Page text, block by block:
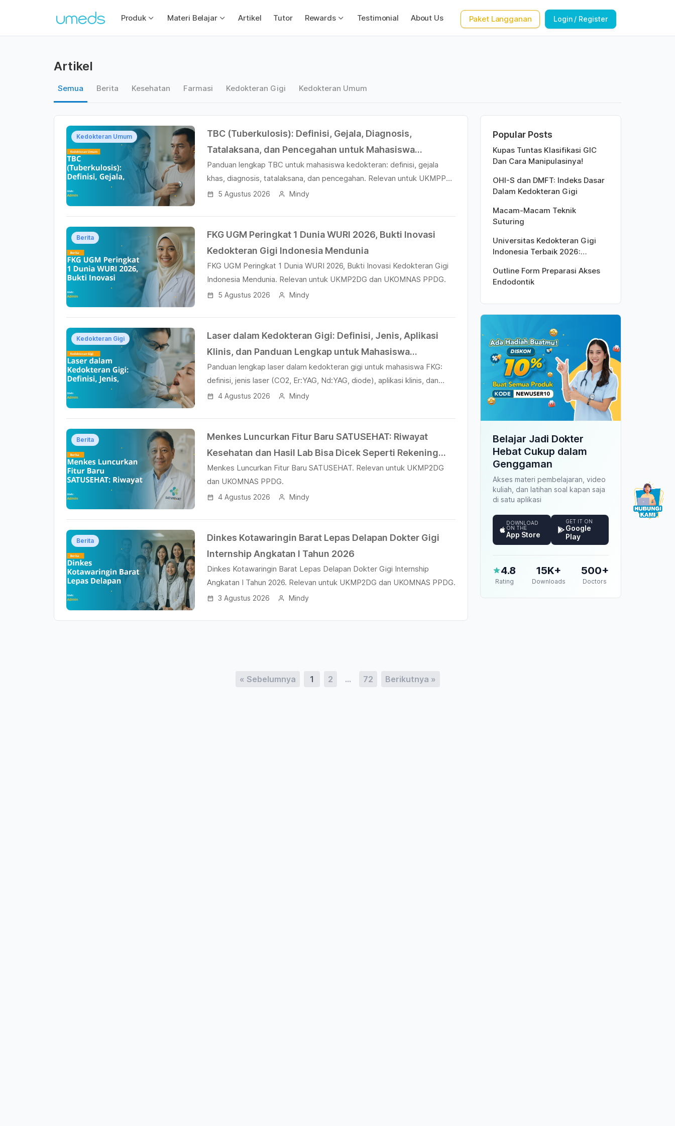
Produk Materi Belajar Artikel Tutor Rewards Testimonial About Us Paket Langganan Login / Register
Artikel
Semua Berita Kesehatan Farmasi Kedokteran Gigi Kedokteran Umum
Kedokteran Umum
TBC (Tuberkulosis): Definisi, Gejala, Diagnosis,
Tatalaksana, dan Pencegahan untuk Mahasiswa
Kedokteran
Panduan lengkap TBC untuk mahasiswa kedokteran: definisi, gejala
khas, diagnosis, tatalaksana, dan pencegahan. Relevan untuk UKMPPD
dan mahasiswa kedokteran.
5 Agustus 2026 Mindy
Berita
FKG UGM Peringkat 1 Dunia WURI 2026, Bukti Inovasi
Kedokteran Gigi Indonesia Mendunia
FKG UGM Peringkat 1 Dunia WURI 2026, Bukti Inovasi Kedokteran Gigi
Indonesia Mendunia. Relevan untuk UKMP2DG dan UKOMNAS PPDG.
5 Agustus 2026 Mindy
Kedokteran Gigi
Laser dalam Kedokteran Gigi: Definisi, Jenis, Aplikasi
Klinis, dan Panduan Lengkap untuk Mahasiswa
Kedokteran Gigi
Panduan lengkap laser dalam kedokteran gigi untuk mahasiswa FKG:
definisi, jenis laser (CO2, Er:YAG, Nd:YAG, diode), aplikasi klinis, dan
relevansi UKMP2DG.
4 Agustus 2026 Mindy
Berita
Menkes Luncurkan Fitur Baru SATUSEHAT: Riwayat
Kesehatan dan Hasil Lab Bisa Dicek Seperti Rekening
Bank
Menkes Luncurkan Fitur Baru SATUSEHAT. Relevan untuk UKMP2DG
dan UKOMNAS PPDG.
4 Agustus 2026 Mindy
Berita
Dinkes Kotawaringin Barat Lepas Delapan Dokter Gigi
Internship Angkatan I Tahun 2026
Dinkes Kotawaringin Barat Lepas Delapan Dokter Gigi Internship
Angkatan I Tahun 2026. Relevan untuk UKMP2DG dan UKOMNAS PPDG.
3 Agustus 2026 Mindy
Popular Posts
Kupas Tuntas Klasifikasi GIC
Dan Cara Manipulasinya!
OHI-S dan DMFT: Indeks Dasar
Dalam Kedokteran Gigi
Macam-Macam Teknik
Suturing
Universitas Kedokteran Gigi
Indonesia Terbaik 2026:
University Rankings
Outline Form Preparasi Akses
Endodontik
Belajar Jadi Dokter
Hebat Cukup dalam
Genggaman
Akses materi pembelajaran, video
kuliah, dan latihan soal kapan saja
di satu aplikasi
DOWNLOAD
ON THE
App Store
GET IT ON
Google
Play
4.8
Rating
15K+
Downloads
500+
Doctors
« Sebelumnya 1 2 … 72 Berikutnya »